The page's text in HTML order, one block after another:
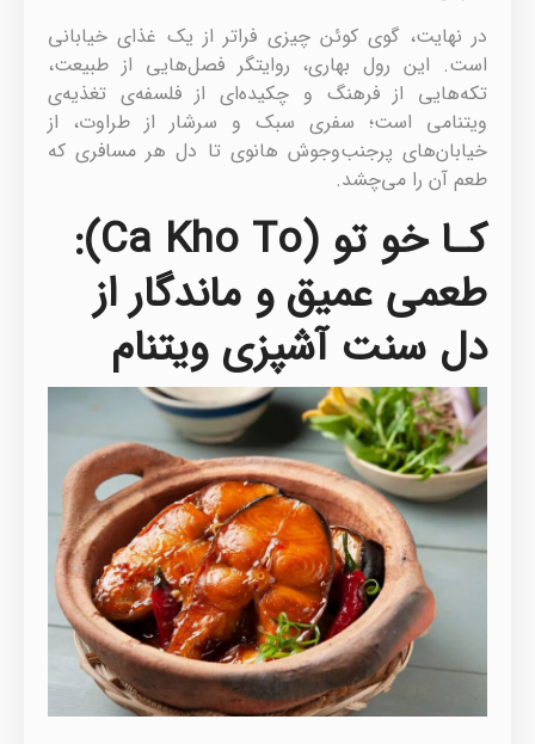
در نهایت، گوی کوئن چیزی فراتر از یک غذای خیابانی
است. این رول بهاری، روایتگر فصل‌هایی از طبیعت،
تکه‌هایی از فرهنگ و چکیده‌ای از فلسفه‌ی تغذیه‌ی
ویتنامی است؛ سفری سبک و سرشار از طراوت، از
خیابان‌های پرجنب‌وجوش هانوی تا دل هر مسافری که
طعم آن را می‌چشد.
کـا خو تو (Ca Kho To):
طعمی عمیق و ماندگار از
دل سنت آشپزی ویتنام